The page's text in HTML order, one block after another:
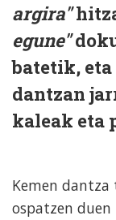
argira"
egune"
batetik,
dantzan
kaleak eta
Kemen
ospatzen